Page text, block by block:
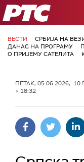
РТС
ВЕСТИ СРБИЈА НА
ДАНАС НА ПРОГРАМУ
О ПРИЈЕМУ САТЕЛИТА
ПЕТАК, 05.06.2026,
> 18:32